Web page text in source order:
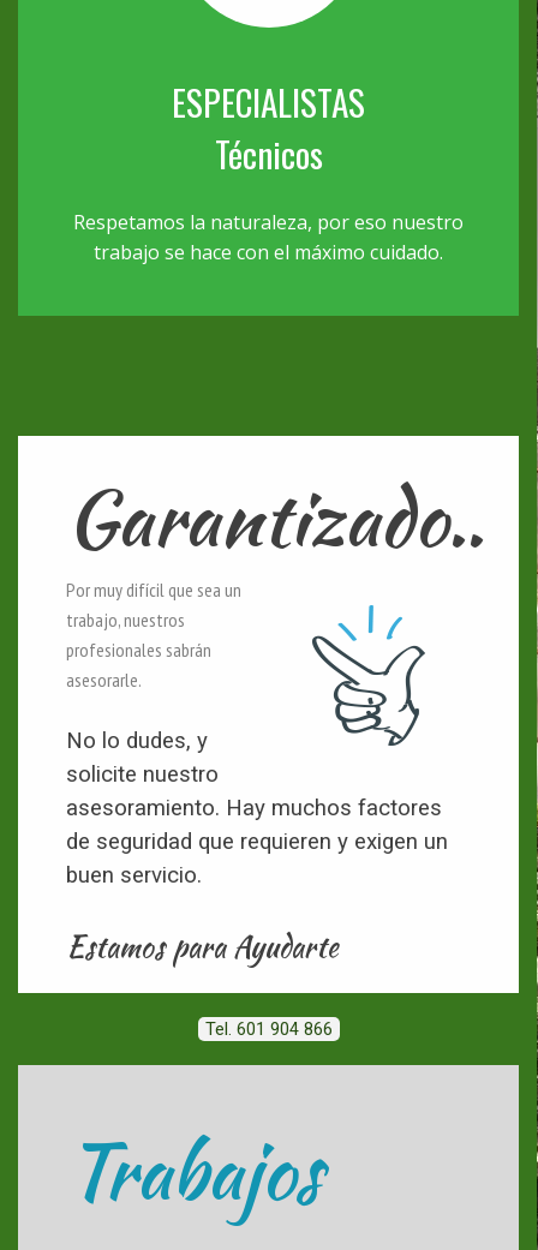
ESPECIALISTAS
Técnicos
Respetamos la naturaleza, por eso nuestro
trabajo se hace con el máximo cuidado.
Garantizado..
Por muy difícil que sea un
trabajo, nuestros
profesionales sabrán
asesorarle.
No lo dudes, y
solicite nuestro
asesoramiento. Hay muchos factores
de seguridad que requieren y exigen un
buen servicio.
Estamos para Ayudarte
Tel. 601 904 866
Trabajos